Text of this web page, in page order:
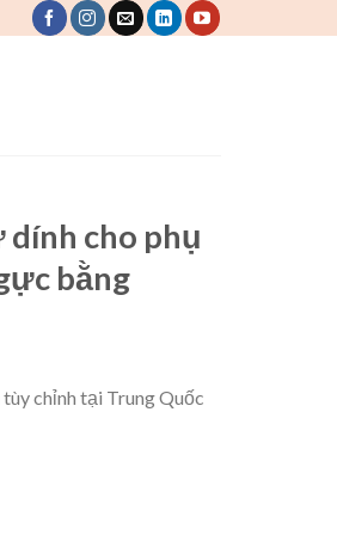
cho phụ
bằng
chỉnh tại Trung Quốc